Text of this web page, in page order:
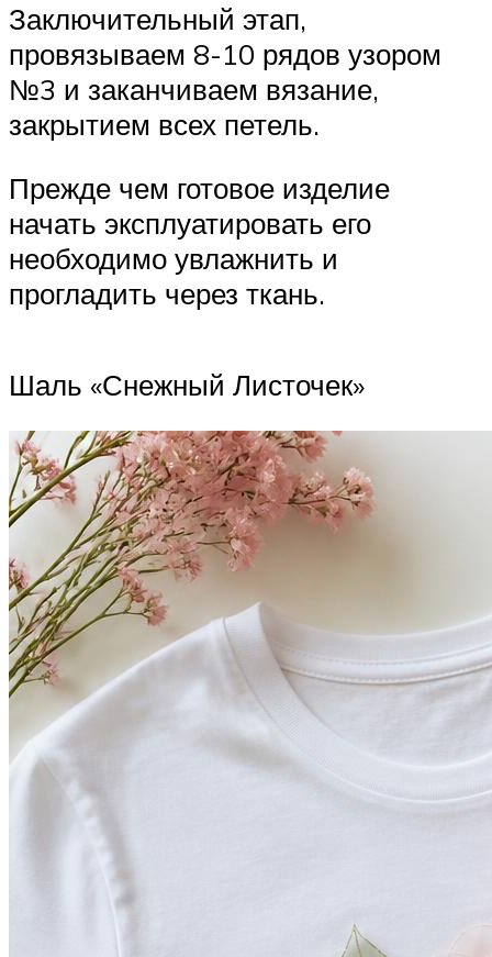
Заключительный этап,
провязываем 8-10 рядов узором
№3 и заканчиваем вязание,
закрытием всех петель.
Прежде чем готовое изделие
начать эксплуатировать его
необходимо увлажнить и
прогладить через ткань.
Шаль «Снежный Листочек»